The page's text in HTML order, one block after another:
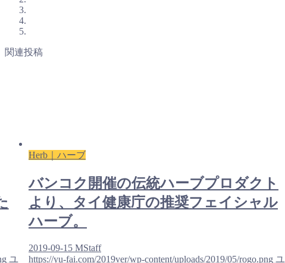
関連投稿
ユ
Herb｜ハーブ
バンコク開催の伝統ハーブプロダクト
より、タイ健康庁の推奨フェイシャル
ハーブ。
2019-09-15 MStaff
https://yu-fai.com/2019ver/wp-content/uploads/2019/05/rogo.png ユ